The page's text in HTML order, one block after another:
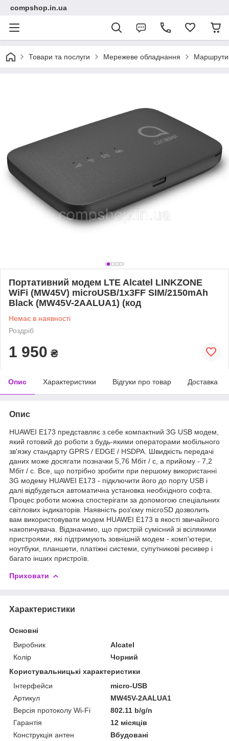
compshop.in.ua
Товари та послуги Мережеве обладнання
Портативний модем LTE Alcatel LINKZONE
WiFi (MW45V) microUSB/1x3FF SIM/2150mAh
Black (MW45V-2AALUA1) (код
Немає в наявності
Роздріб
1 950 ₴
Опис Характеристики Відгуки про товар Доставка
Опис
HUAWEI E173 представляє з себе компактний 3G USB модем,
який готовий до роботи з будь-якими операторами мобільного
зв'язку стандарту GPRS / EDGE / HSDPA. Швидкість передачі
даних може досягати позначки 5,76 Мбіт / с, а прийому - 7,2
Мбіт / с. Все, що потрібно зробити при першому використанні
3G модему HUAWEI E173 - підключити його до порту USB і
далі відбудеться автоматична установка необхідного софта.
Процес роботи можна спостерігати за допомогою спеціальних
світлових індикаторів. Наявність роз'єму microSD дозволить
вам використовувати модем HUAWEI E173 в якості звичайного
накопичувача. Відзначимо, що пристрій сумісний зі всілякими
пристроями, які підтримують зовнішній модем - комп'ютери,
ноутбуки, планшети, платіжні системи, супутникові ресивер і
багато інших пристроїв.
Приховати
Характеристики
Основні
Виробник
Alcatel
Колір
Чорний
Користувальницькі характеристики
Інтерфейси
micro-USB
Артикул
MW45V-2AALUA1
Версія протоколу Wi-Fi
802.11 b/g/n
Гарантія
12 місяців
Конструкція антен
Вбудовані